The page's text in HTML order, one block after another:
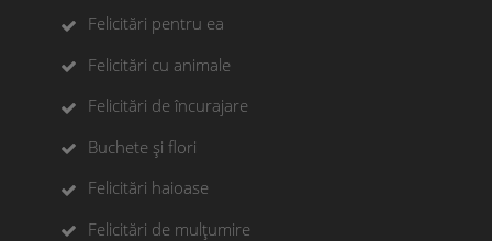
Felicitări pentru ea
Felicitări cu animale
Felicitări de încurajare
Buchete și flori
Felicitări haioase
Felicitări de mulțumire